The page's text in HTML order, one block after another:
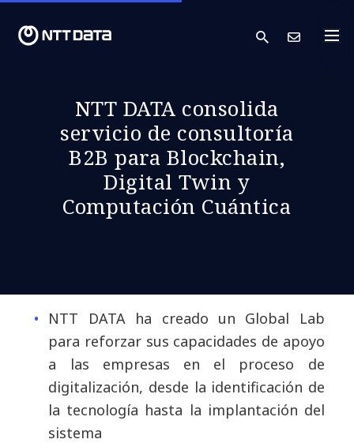
search
NTT DATA consolida
servicio de consultoría
B2B para Blockchain,
Digital Twin y
Computación Cuántica
NTT DATA ha creado un Global Lab
para reforzar sus capacidades de apoyo
a las empresas en el proceso de
digitalización, desde la identificación de
la tecnología hasta la implantación del
sistema